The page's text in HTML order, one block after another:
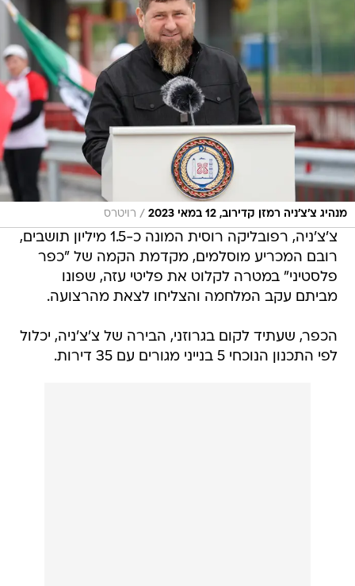
מנהיג צ'צ'ניה רמזן קדירוב, 12 במאי 2023 / רויטרס
צ'צ'ניה, רפובליקה רוסית המונה כ-1.5 מיליון תושבים,
רובם המכריע מוסלמים, מקדמת הקמה של "כפר
פלסטיני" במטרה לקלוט את פליטי עזה, שפונו
מביתם עקב המלחמה והצליחו לצאת מהרצועה.
הכפר, שעתיד לקום בגרוזני, הבירה של צ'צ'ניה, יכלול
לפי התכנון הנוכחי 5 בנייני מגורים עם 35 דירות.